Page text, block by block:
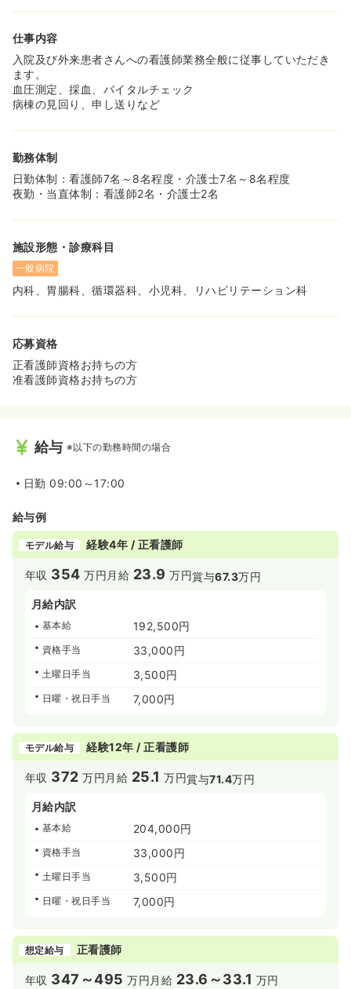
《託児所付き＆寮完備の福利厚生充実♪》
児施設が付いておりますので、お子様お持ちのママさんナ
ースにもおすすめです！
◆単身用、世帯用の寮が完備しているので、転居を踏まえ
た転職活動でも問題なく就業していただけます♪
◆各種手当の中では、休日手当も支給されます♪
《定年退職後も長期的に働けます！》
ナスが支給されます♪
仕事内容
入院及び外来患者さんへの看護師業務全般に従事していただき
ます。
血圧測定、採血、バイタルチェック
病棟の見回り、申し送りなど
勤務体制
日勤体制：看護師7名～8名程度・介護士7名～8名程度
夜勤・当直体制：看護師2名・介護士2名
施設形態・診療科目
一般病院
内科、胃腸科、循環器科、小児科、リハビリテーション科
応募資格
正看護師資格お持ちの方
准看護師資格お持ちの方
給与 ※以下の勤務時間の場合
日勤 09:00～17:00
給与例
モデル給与 経験4年 / 正看護師
年収 354 万円 月給 23.9 万円賞与67.3万円
月給内訳
基本給 192,500円
資格手当 33,000円
土曜日手当 3,500円
日曜・祝日手当 7,000円
モデル給与 経験12年 / 正看護師
年収 372 万円 月給 25.1 万円賞与71.4万円
月給内訳
基本給 204,000円
資格手当 33,000円
土曜日手当 3,500円
日曜・祝日手当 7,000円
想定給与 正看護師
年収 347～495 万円 月給 23.6～33.1 万円